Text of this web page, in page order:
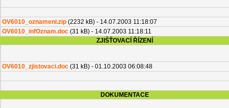
OV6010_oznameni.zip (2232 kB) - 14.07.2003 11:18:07
OV6010_infOznam.doc (31 kB) - 14.07.2003 11:18:11
ZJIŠŤOVACÍ ŘÍZENÍ
OV6010_zjistovaci.doc (31 kB) - 01.10.2003 06:08:48
DOKUMENTACE